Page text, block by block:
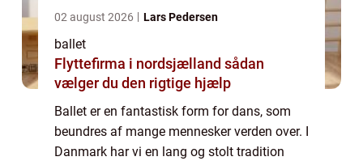
02 august 2026 Lars Pedersen
ballet
Flyttefirma i nordsjælland sådan
vælger du den rigtige hjælp
Ballet er en fantastisk form for dans, som
beundres af mange mennesker verden over. I
Danmark har vi en lang og stolt tradition